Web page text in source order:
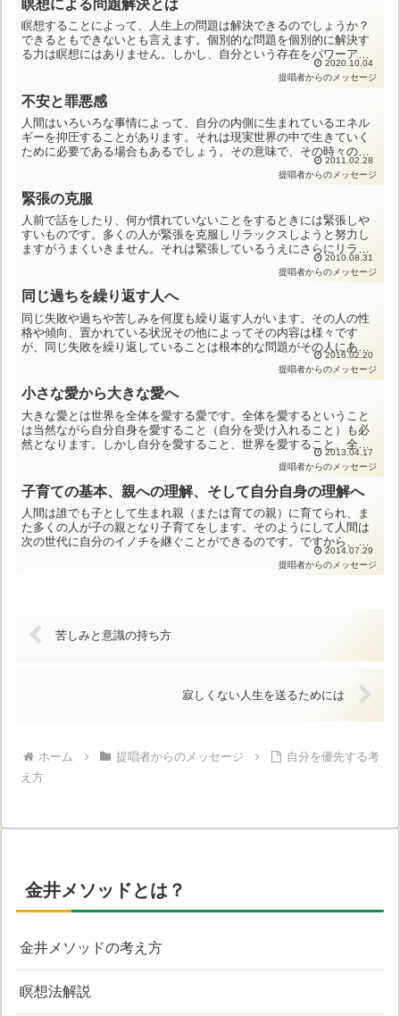
瞑想による問題解決とは
瞑想することによって、人生上の問題は解決できるのでしょうか？
できるともできないとも言えます。個別的な問題を個別的に解決す
る力は瞑想にはありません。しかし、自分という存在をパワーアッ
プすることによって、全体的に状況を改善していくことは可能で
2020.10.04
提唱者からのメッセージ
不安と罪悪感
人間はいろいろな事情によって、自分の内側に生まれているエネル
ギーを抑圧することがあります。それは現実世界の中で生きていく
ために必要である場合もあるでしょう。その意味で、その時々の自
分の内側で生まれたエネルギーを抑圧することは、必ずしも悪い
2011.02.28
提唱者からのメッセージ
緊張の克服
人前で話をしたり、何か慣れていないことをするときには緊張しや
すいものです。多くの人が緊張を克服しリラックスしようと努力し
ますがうまくいきません。それは緊張しているうえにさらにリラッ
クスしようという自分の欲望に捉われるからです。緊張から自由
2010.08.31
提唱者からのメッセージ
同じ過ちを繰り返す人へ
同じ失敗や過ちや苦しみを何度も繰り返す人がいます。その人の性
格や傾向、置かれている状況その他によってその内容は様々です
が、同じ失敗を繰り返していることは根本的な問題がその人にある
ことを示唆しています。同じことを繰り返しているといっても、本
2016.02.20
提唱者からのメッセージ
小さな愛から大きな愛へ
大きな愛とは世界を全体を愛する愛です。全体を愛するということ
は当然ながら自分自身を愛すること（自分を受け入れること）も必
然となります。しかし自分を愛すること、世界を愛すること、全体
を愛することは難しいことです。それに比較して、何か特定の対
2013.04.17
提唱者からのメッセージ
子育ての基本、親への理解、そして自分自身の理解へ
人間は誰でも子として生まれ親（または育ての親）に育てられ、ま
た多くの人が子の親となり子育てをします。そのようにして人間は
次の世代に自分のイノチを継ぐことができるのです。ですから、親
の子に対する影響は、特に幼い間から青年期までは絶対的なもの
2014.07.29
提唱者からのメッセージ
苦しみと意識の持ち方
寂しくない人生を送るためには
ホーム 提唱者からのメッセージ
自分を優先する考
え方
金井メソッドとは？
金井メソッドの考え方
瞑想法解説